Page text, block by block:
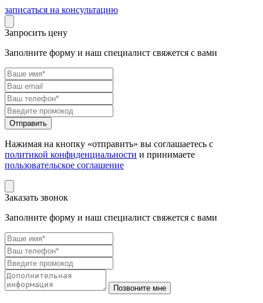
записаться на консультацию
Запросить цену
Заполните форму и наш специалист свяжется с вами
Нажимая на кнопку «отправить» вы соглашаетесь с
политикой конфиденциальности и принимаете
пользовательское соглашение
Заказать звонок
Заполните форму и наш специалист свяжется с вами